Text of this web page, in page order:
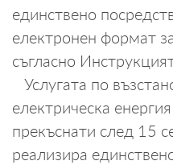
единствено
електронен формат
съгласно
Услугата по
електрическа
прекъснати след 15
реализира